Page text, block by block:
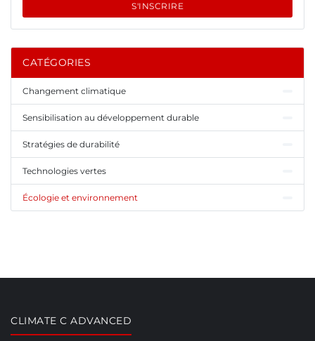
S'INSCRIRE
CATÉGORIES
Changement climatique
Sensibilisation au développement durable
Stratégies de durabilité
Technologies vertes
Écologie et environnement
CLIMATE C ADVANCED